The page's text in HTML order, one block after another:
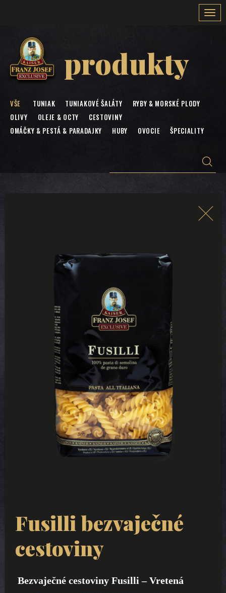
produkty
VŠE TUNIAK TUNIAKOVÉ ŠALÁTY
RYBY & MORSKÉ PLODY
OLIVY
OLEJE & OCTY
CESTOVINY
OMÁČKY & PESTÁ & PARADAJKY
HUBY OVOCIE ŠPECIALITY
Fusilli bezvaječné
cestoviny
Bezvaječné cestoviny Fusilli – Vretená